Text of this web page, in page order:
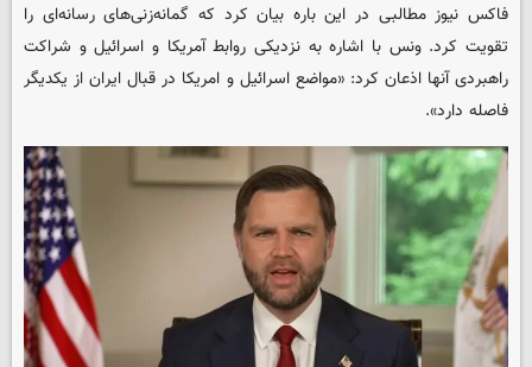
فاکس نیوز مطالبی در این باره بیان کرد که گمانه‌زنی‌های رسانه‌ای را
تقویت کرد. ونس با اشاره به نزدیکی روابط آمریکا و اسرائیل و شراکت
راهبردی آنها اذعان کرد: «مواضع اسرائیل و امریکا در قبال ایران از یکدیگر
فاصله دارد».